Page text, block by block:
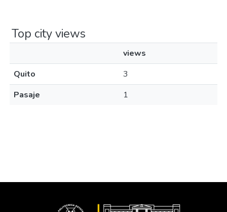
Top city views
views
Quito
3
Pasaje
1